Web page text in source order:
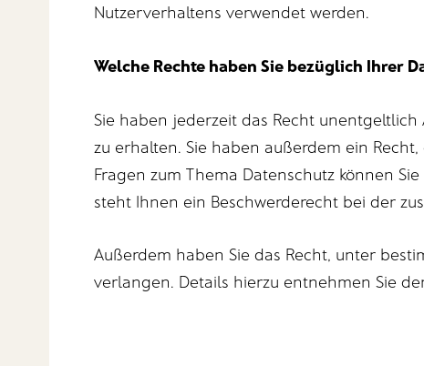
Nutzerverhaltens verwendet werden.
Welche Rechte haben Sie bezüglich Ihrer
Sie haben jederzeit das Recht
zu erhalten. Sie haben außerdem ein
Fragen zum Thema Datenschutz können
steht Ihnen ein Beschwerderecht bei der
Außerdem haben Sie das Recht, unter
verlangen. Details hierzu entnehmen Sie